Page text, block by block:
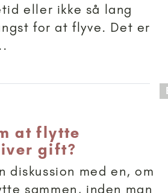
eller ikke så lang
for at flyve. Det er
at flytte
gift?
diskussion med en, om
sammen, inden man